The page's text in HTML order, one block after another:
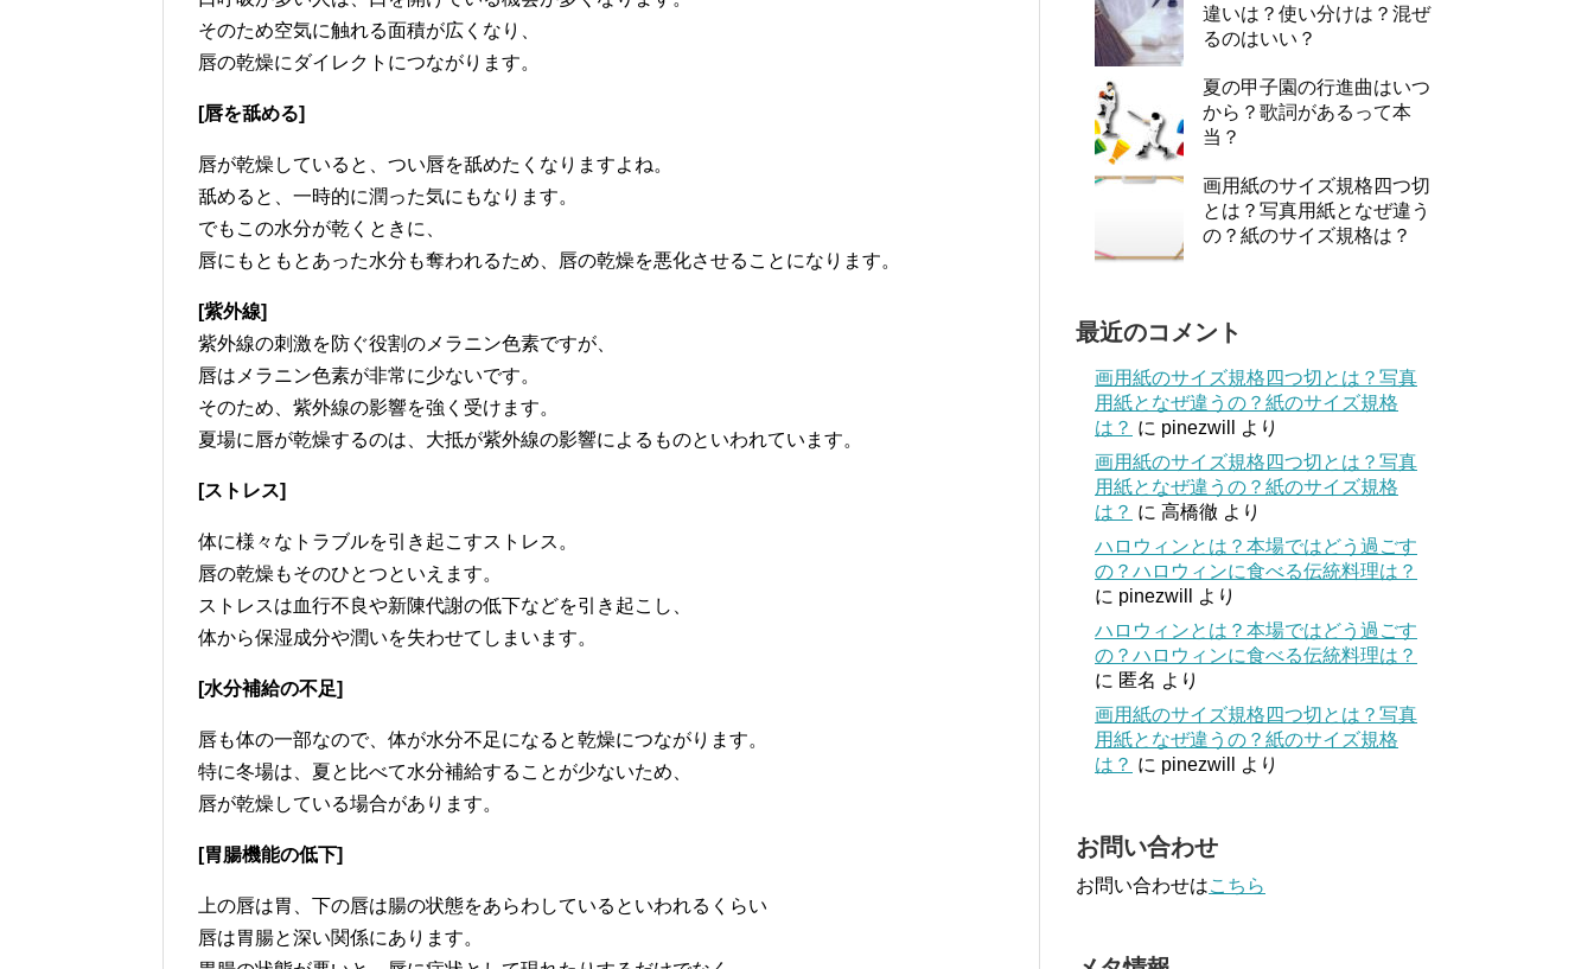
そのため空気に触れる面積が広くなり、
唇の乾燥にダイレクトにつながります。
[唇を舐める]
唇が乾燥していると、つい唇を舐めたくなりますよね。
舐めると、一時的に潤った気にもなります。
でもこの水分が乾くときに、
唇にもともとあった水分も奪われるため、唇の乾燥を悪化させることになります。
[紫外線]
紫外線の刺激を防ぐ役割のメラニン色素ですが、
唇はメラニン色素が非常に少ないです。
そのため、紫外線の影響を強く受けます。
夏場に唇が乾燥するのは、大抵が紫外線の影響によるものといわれています。
[ストレス]
体に様々なトラブルを引き起こすストレス。
唇の乾燥もそのひとつといえます。
ストレスは血行不良や新陳代謝の低下などを引き起こし、
体から保湿成分や潤いを失わせてしまいます。
[水分補給の不足]
唇も体の一部なので、体が水分不足になると乾燥につながります。
特に冬場は、夏と比べて水分補給することが少ないため、
唇が乾燥している場合があります。
[胃腸機能の低下]
上の唇は胃、下の唇は腸の状態をあらわしているといわれるくらい
唇は胃腸と深い関係にあります。
違いは？使い分けは？混ぜ
るのはいい？
夏の甲子園の行進曲はいつ
から？歌詞があるって本
当？
画用紙のサイズ規格四つ切
とは？写真用紙となぜ違う
の？紙のサイズ規格は？
最近のコメント
画用紙のサイズ規格四つ切とは？写真
用紙となぜ違うの？紙のサイズ規格
は？ に pinezwill
より
画用紙のサイズ規格四つ切とは？写真
用紙となぜ違うの？紙のサイズ規格
は？ に 高橋徹 より
ハロウィンとは？本場ではどう過ごす
の？ハロウィンに食べる伝統料理は？
に pinezwill
より
ハロウィンとは？本場ではどう過ごす
の？ハロウィンに食べる伝統料理は？
に 匿名 より
画用紙のサイズ規格四つ切とは？写真
用紙となぜ違うの？紙のサイズ規格
は？ に pinezwill より
お問い合わせ
お問い合わせはこちら